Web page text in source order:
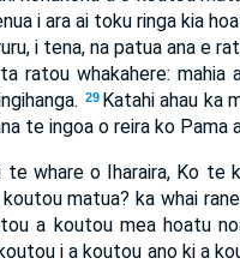
i ara ai toku ringa kia
i tena, na patua ana e
ratou whakahere:
29 Katahi ahau ka
te ingoa o reira ko Pama
te whare o Iharaira, Ko te
matua? ka whai
a koutou mea hoatu
i a koutou ano ki a